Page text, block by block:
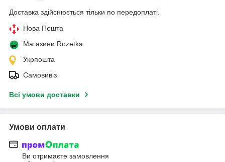
Доставка здійснюється тільки по передоплаті.
Нова Пошта
Магазини Rozetka
Укрпошта
Самовивіз
Всі умови доставки
Умови оплати
Ви отримаєте замовлення